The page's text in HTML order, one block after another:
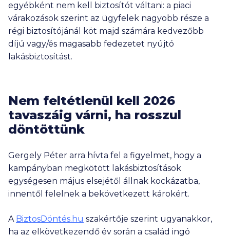
egyébként nem kell biztosítót váltani: a piaci
várakozások szerint az ügyfelek nagyobb része a
régi biztosítójánál köt majd számára kedvezőbb
díjú vagy/és magasabb fedezetet nyújtó
lakásbiztosítást.
Nem feltétlenül kell 2026
tavaszáig várni, ha rosszul
döntöttünk
Gergely Péter arra hívta fel a figyelmet, hogy a
kampányban megkötött lakásbiztosítások
egységesen május elsejétől állnak kockázatba,
innentől felelnek a bekövetkezett károkért.
A BiztosDöntés.hu szakértője szerint ugyanakkor,
ha az elkövetkezendő év során a család ingó